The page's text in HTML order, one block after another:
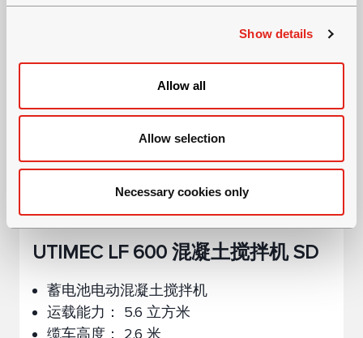
Show details
Allow all
Allow selection
Necessary cookies only
UTIMEC LF 600 混凝土搅拌机 SD
蓄电池电动混凝土搅拌机
运载能力： 5.6 立方米
缆车高度： 2.6 米